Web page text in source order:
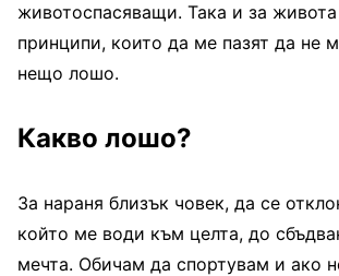
животоспасяващи. Така и за
принципи, които да ме пазят да не
нещо лошо.
Какво лошо?
За нараня близък човек, да се
който ме води към целта, до
мечта. Обичам да спортувам и ако